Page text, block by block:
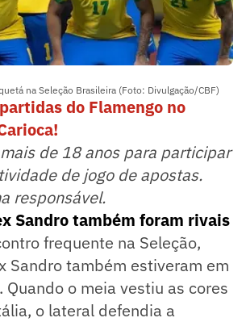
na Seleção Brasileira (Foto: Divulgação/CBF)
do Flamengo no
de 18 anos para participar
de jogo de apostas.
responsável.
Sandro também foram rivais
frequente na Seleção,
Sandro também estiveram em
Quando o meia vestiu as cores
o lateral defendia a